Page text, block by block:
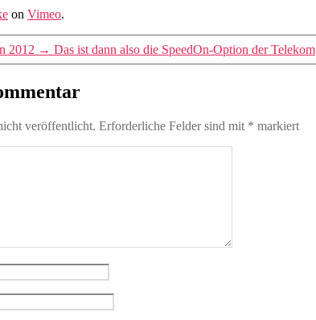
on Vimeo.
2012 → Das ist dann also die SpeedOn-Option der Telekom
veröffentlicht. Erforderliche Felder sind mit * markiert